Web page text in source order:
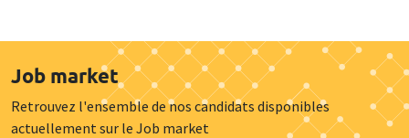
Job market
Retrouvez l'ensemble de nos candidats disponibles
actuellement sur le Job market